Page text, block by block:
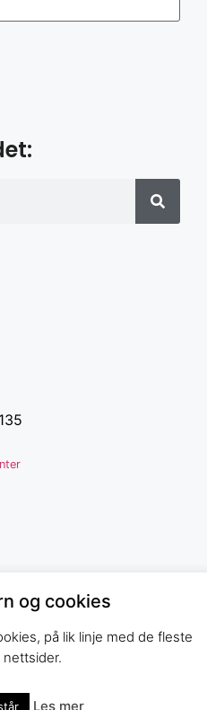
og cookies
på lik linje med de fleste
nettsider.
Les mer